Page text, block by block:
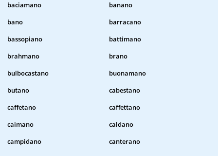
baciamano
banano
bano
barracano
bassopiano
battimano
brahmano
brano
bulbocastano
buonamano
butano
cabestano
caffetano
caffettano
caimano
caldano
campidano
canterano